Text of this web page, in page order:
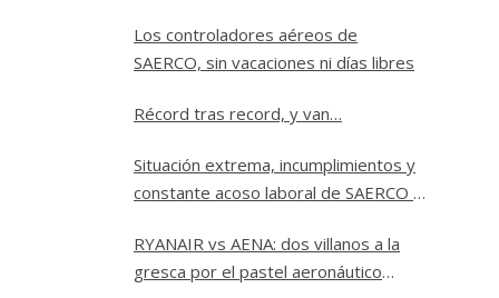
Los controladores aéreos de
SAERCO, sin vacaciones ni días libres
Récord tras record, y van…
Situación extrema, incumplimientos y
constante acoso laboral de SAERCO a
RYANAIR vs AENA: dos villanos a la
gresca por el pastel aeronáutico